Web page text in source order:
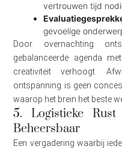
vertrouwen tijd
gevoelige
Door overnachting
gebalanceerde agenda
creativiteit verhoogt.
ontspanning is geen
waarop het brein het beste
5. Logistieke
Beheersbaar
Een vergadering waarbij